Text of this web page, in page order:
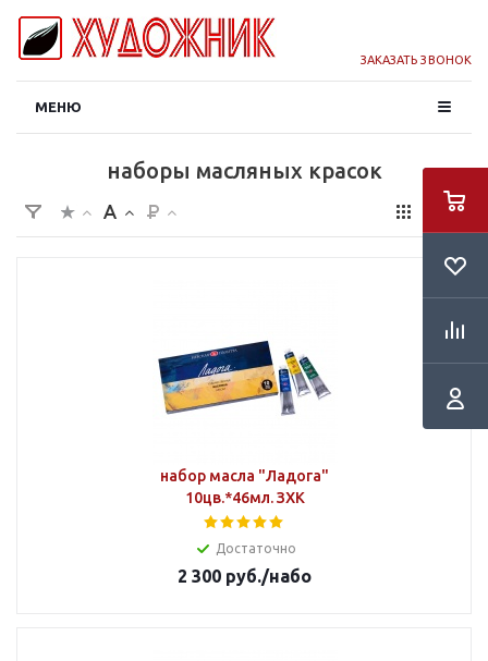
ЗАКАЗАТЬ ЗВОНОК
МЕНЮ
наборы масляных красок
набор масла "Ладога"
10цв.*46мл. ЗХК
Достаточно
2 300 руб./набо